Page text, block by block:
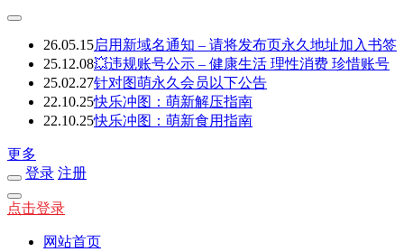
26.05.15启用新域名通知 – 请将发布页永久地址加入书签
25.12.08💥违规账号公示 – 健康生活 理性消费 珍惜账号
25.02.27针对图萌永久会员以下公告
22.10.25快乐冲图：萌新解压指南
22.10.25快乐冲图：萌新食用指南
更多
登录 注册
点击登录
网站首页